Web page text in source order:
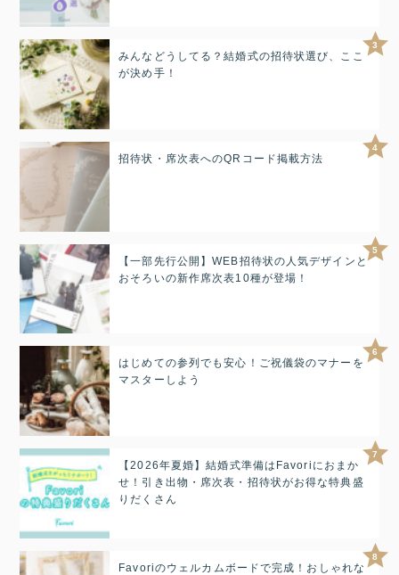
3
みんなどうしてる？結婚式の招待状選び、ここ
が決め手！
4
招待状・席次表へのQRコード掲載方法
5
【一部先行公開】WEB招待状の人気デザインと
おそろいの新作席次表10種が登場！
6
はじめての参列でも安心！ご祝儀袋のマナーを
マスターしよう
7
【2026年夏婚】結婚式準備はFavoriにおまか
せ！引き出物・席次表・招待状がお得な特典盛
りだくさん
8
Favoriのウェルカムボードで完成！おしゃれな